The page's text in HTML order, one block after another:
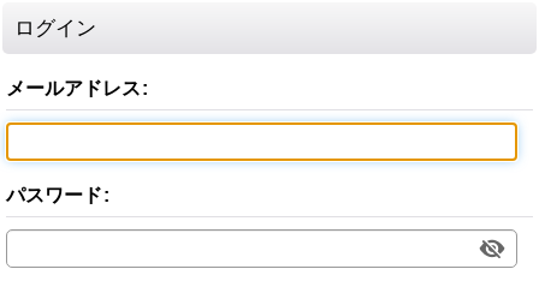
ログイン
メールアドレス:
パスワード: